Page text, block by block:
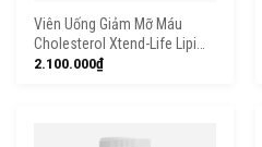
Viên Uống Giảm Mỡ Máu
Cholesterol Xtend-Life Lipi
Rite (60 Viên)
2.100.000₫